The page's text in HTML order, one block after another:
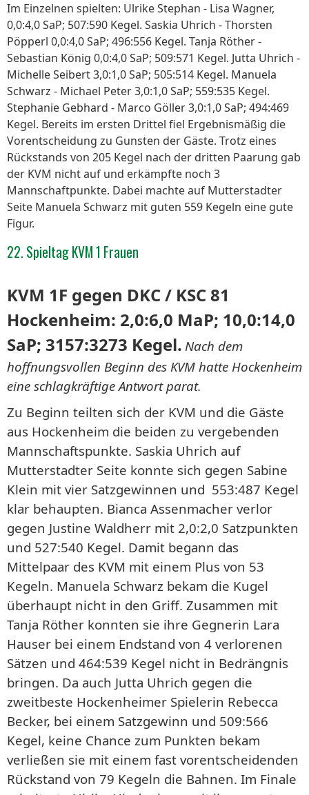
Im Einzelnen spielten: Ulrike Stephan - Lisa Wagner,
0,0:4,0 SaP; 507:590 Kegel. Saskia Uhrich - Thorsten
Pöpperl 0,0:4,0 SaP; 496:556 Kegel. Tanja Röther -
Sebastian König 0,0:4,0 SaP; 509:571 Kegel. Jutta Uhrich -
Michelle Seibert 3,0:1,0 SaP; 505:514 Kegel. Manuela
Schwarz - Michael Peter 3,0:1,0 SaP; 559:535 Kegel.
Stephanie Gebhard - Marco Göller 3,0:1,0 SaP; 494:469
Kegel. Bereits im ersten Drittel fiel Ergebnismäßig die
Vorentscheidung zu Gunsten der Gäste. Trotz eines
Rückstands von 205 Kegel nach der dritten Paarung gab
der KVM nicht auf und erkämpfte noch 3
Mannschaftpunkte. Dabei machte auf Mutterstadter
Seite Manuela Schwarz mit guten 559 Kegeln eine gute
Figur.
22. Spieltag KVM 1 Frauen
KVM 1F gegen DKC / KSC 81
Hockenheim: 2,0:6,0 MaP; 10,0:14,0
SaP; 3157:3273 Kegel. Nach dem
hoffnungsvollen Beginn des KVM hatte Hockenheim
eine schlagkräftige Antwort parat.
Zu Beginn teilten sich der KVM und die Gäste
aus Hockenheim die beiden zu vergebenden
Mannschaftspunkte. Saskia Uhrich auf
Mutterstadter Seite konnte sich gegen Sabine
Klein mit vier Satzgewinnen und 553:487 Kegel
klar behaupten. Bianca Assenmacher verlor
gegen Justine Waldherr mit 2,0:2,0 Satzpunkten
und 527:540 Kegel. Damit begann das
Mittelpaar des KVM mit einem Plus von 53
Kegeln. Manuela Schwarz bekam die Kugel
überhaupt nicht in den Griff. Zusammen mit
Tanja Röther konnten sie ihre Gegnerin Lara
Hauser bei einem Endstand von 4 verlorenen
Sätzen und 464:539 Kegel nicht in Bedrängnis
bringen. Da auch Jutta Uhrich gegen die
zweitbeste Hockenheimer Spielerin Rebecca
Becker, bei einem Satzgewinn und 509:566
Kegel, keine Chance zum Punkten bekam
verließen sie mit einem fast vorentscheidenden
Rückstand von 79 Kegeln die Bahnen. Im Finale